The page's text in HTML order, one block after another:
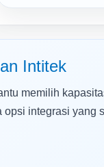
Intitek
memilih
opsi integrasi yang